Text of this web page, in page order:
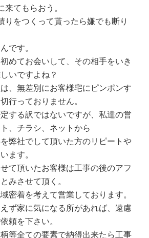
来てもらおう。
りをつくって貰ったら嫌でも断り
です。
めてお会いして、その相手をいき
いですよね？
、無差別にお客様宅にピンポンす
行っておりません。
する訳ではないですが、私達の営
、チラシ、ネットから
弊社でして頂いた方のリピートや
ます。
て頂いたお客様は工事の後のアフ
みさせて頂く。
密着を考えて営業しております。
ず家に気になる所があれば、遠慮
頼を下さい。
等全ての要素で納得出来たら工事